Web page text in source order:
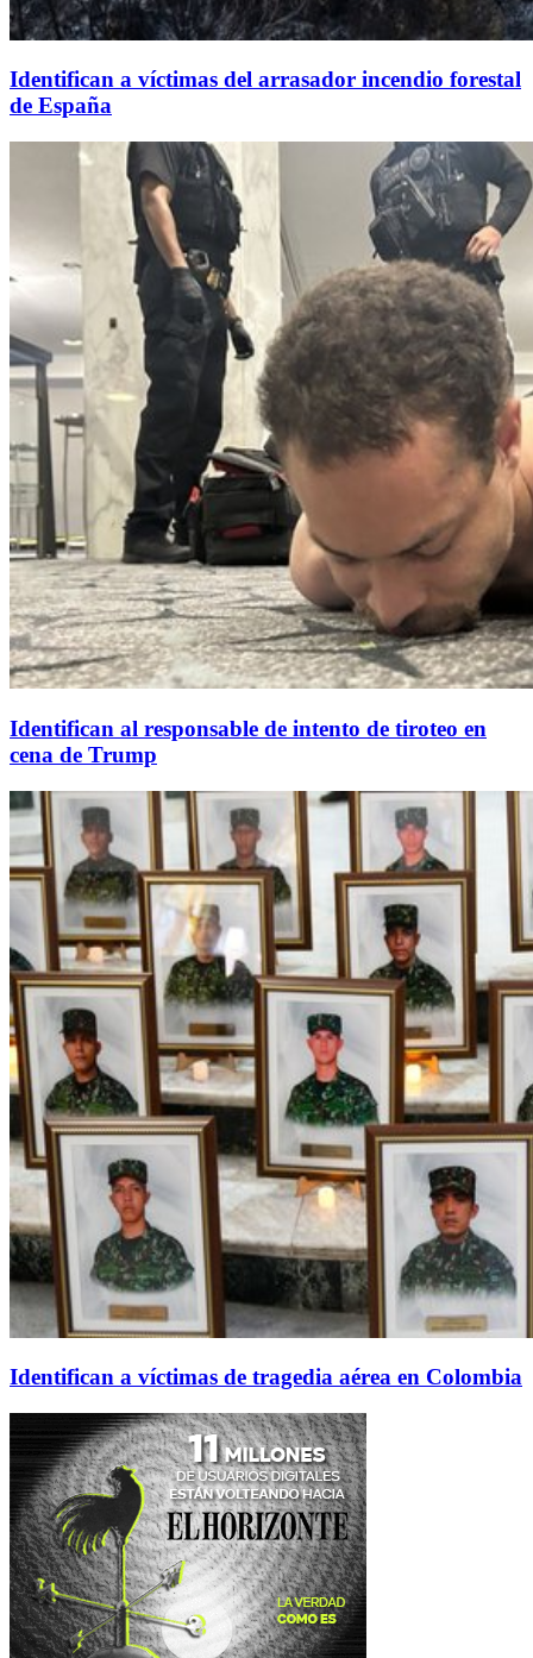
Identifican a víctimas del arrasador incendio forestal
de España
Identifican al responsable de intento de tiroteo en
cena de Trump
Identifican a víctimas de tragedia aérea en Colombia